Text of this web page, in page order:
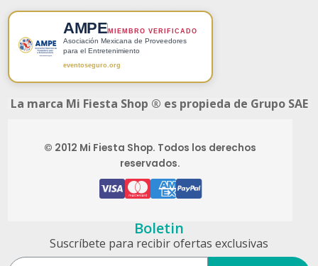
AMPE MIEMBRO VERIFICADO
Asociación Mexicana de Proveedores
para el Entretenimiento
eventoseguro.org
La marca Mi Fiesta Shop ® es propieda de Grupo SAE
© 2012 Mi Fiesta Shop. Todos los derechos
reservados.
Boletin
Suscríbete para recibir ofertas exclusivas